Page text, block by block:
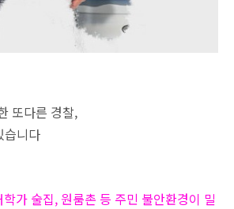
또다른 경찰,
습니다
가 술집, 원룸촌 등 주민 불안환경이 밀